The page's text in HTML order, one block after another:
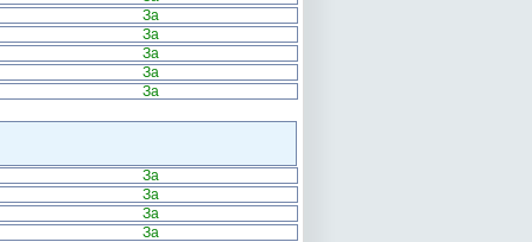
За
За
За
За
За
За
За
За
За